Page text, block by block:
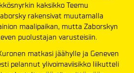
kaksikko Teemu
rakensivat muutamalla
maalipaikan, mutta Zaborskyn
puolustajan varusteisiin.
matkasi jäähylle ja Geneven
pelannut ylivoimaviisikko liikutteli